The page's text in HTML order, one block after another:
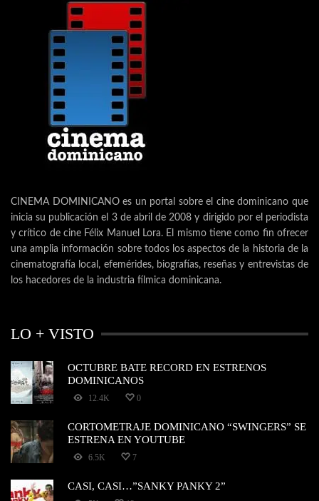
CINEMA DOMINICANO es un portal sobre el cine dominicano que
inicia su publicación el 3 de abril de 2008 y dirigido por el periodista
y crítico de cine Félix Manuel Lora. El mismo tiene como fin ofrecer
una amplia información sobre todos los aspectos de la historia de la
cinematografía local, efemérides, biografías, reseñas y entrevistas de
los hacedores de la industria fílmica dominicana.
LO + VISTO
OCTUBRE BATE RECORD EN ESTRENOS
DOMINICANOS
12.4K 0
CORTOMETRAJE DOMINICANO “SWINGERS” SE
ESTRENA EN YOUTUBE
6.5K 7
CASI, CASI…”SANKY PANKY 2”